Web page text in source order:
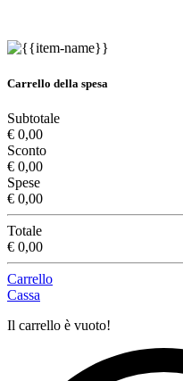
Carrello della spesa
Subtotale
€ 0,00
Sconto
€ 0,00
Spese
€ 0,00
Totale
€ 0,00
Carrello
Cassa
Il carrello è vuoto!